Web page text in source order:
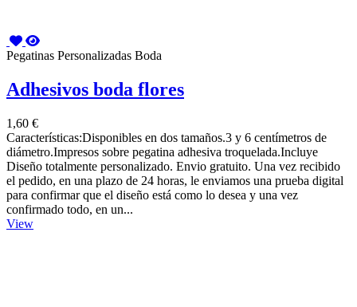
Pegatinas Personalizadas Boda
Adhesivos boda flores
1,60 €
Características:Disponibles en dos tamaños.3 y 6 centímetros de
diámetro.Impresos sobre pegatina adhesiva troquelada.Incluye
Diseño totalmente personalizado. Envio gratuito. Una vez recibido
el pedido, en una plazo de 24 horas, le enviamos una prueba digital
para confirmar que el diseño está como lo desea y una vez
confirmado todo, en un...
View